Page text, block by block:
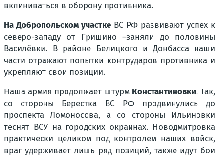
вклиниваться в оборону противника.
На Добропольском участкеВС РФ развивают успех к
северо-западу от Гришино –заняли до половины
Василёвки. В районе Белицкого и Донбасса наши
части отражают попытки контрударов противника и
укрепляют свои позиции.
Наша армия продолжает штурм Константиновки. Так,
со стороны Берестка ВС РФ продвинулись до
проспекта Ломоносова, а со стороны Ильиновки
теснят ВСУ на городских окраинах. Новодмитровка
практически целиком под контролем наших войск,
враг удерживает лишь ряд позиций, также идут бои